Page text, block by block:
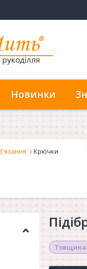
Новинки
Крючки
Товщина: